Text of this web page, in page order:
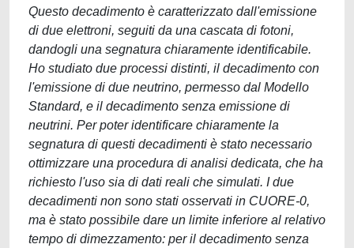
Questo decadimento è caratterizzato dall'emissione
di due elettroni, seguiti da una cascata di fotoni,
dandogli una segnatura chiaramente identificabile.
Ho studiato due processi distinti, il decadimento con
l'emissione di due neutrino, permesso dal Modello
Standard, e il decadimento senza emissione di
neutrini. Per poter identificare chiaramente la
segnatura di questi decadimenti è stato necessario
ottimizzare una procedura di analisi dedicata, che ha
richiesto l'uso sia di dati reali che simulati. I due
decadimenti non sono stati osservati in CUORE-0,
ma è stato possibile dare un limite inferiore al relativo
tempo di dimezzamento: per il decadimento senza